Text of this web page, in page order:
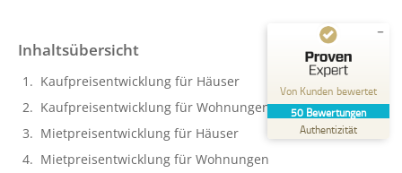
Von Kunden bewertet
50 Bewertungen
Authentizität
Kundenbewertungen und Erfahrungen zu
BARTELT Immobilien
100
%
Empfehlungen auf
ProvenExpert.com
GUT
4,43
/
5,00
Inhaltsübersicht
Kaufpreisentwicklung für Häuser
Kaufpreisentwicklung für Wohnungen
Mietpreisentwicklung für Häuser
Mietpreisentwicklung für Wohnungen